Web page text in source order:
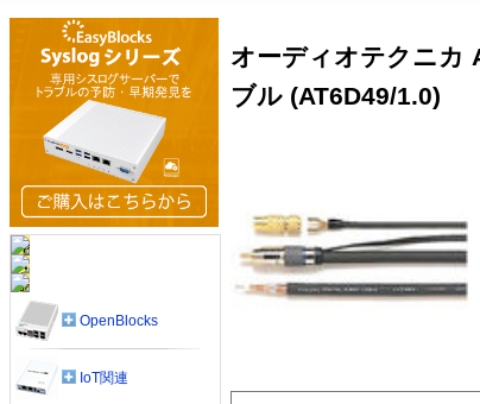
オーディオテクニカ
ブル (AT6D49/1.0)
OpenBlocks
IoT関連